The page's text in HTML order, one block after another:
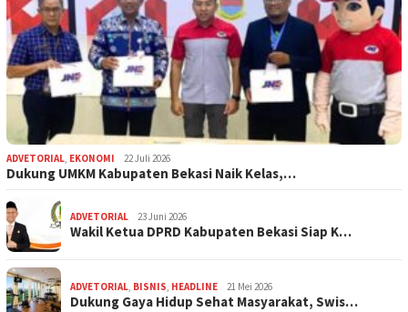
ADVETORIAL, EKONOMI 22 Juli 2026
Dukung UMKM Kabupaten Bekasi Naik Kelas,…
ADVETORIAL 23 Juni 2026
Wakil Ketua DPRD Kabupaten Bekasi Siap K…
ADVETORIAL, BISNIS, HEADLINE 21 Mei 2026
Dukung Gaya Hidup Sehat Masyarakat, Swis…